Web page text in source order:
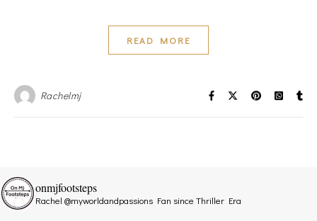
READ MORE
Rachelmj
onmjfootsteps
Rachel @myworldandpassions Fan since Thriller Era